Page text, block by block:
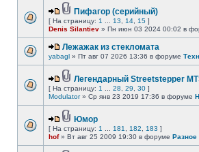
Пифагор (серийный)
[ На страницу: 1 13 14 15 ]
Denis Silantiev » Пн июн 03 2024 00:02 в
Лежажак из стекломата
yabagl » Пт авг 07 2026 13:36 в форуме
Легендарный Streetstepper
[ На страницу: 1 28 29 30 ]
Modulator» Ср янв 23 2019 17:36 в форуме
Юмор
[ На страницу: 1 181 182 183 ]
hof» Вт авг 25 2009 19:30 в форуме Разное